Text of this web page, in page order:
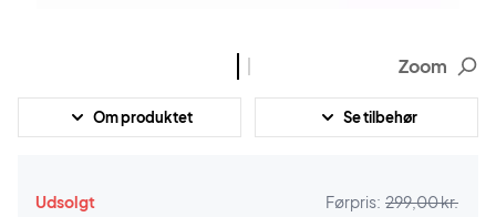
Zoom
Om produktet Se tilbehør
Udsolgt
Førpris: 299,00 kr.